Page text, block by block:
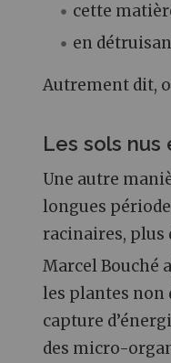
cette
en
Autrement dit,
Les sols
Une autre
longues
racinaires, plus
Marcel Bouché
les plantes non
capture
des micro-